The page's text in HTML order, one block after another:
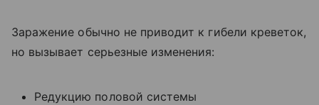
Заражение обычно не приводит к гибели креветок,
но вызывает серьезные изменения:
Редукцию половой системы